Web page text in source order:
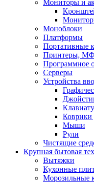
Мониторы и
Моноблоки
Платформы
Портативные
Принтеры,
Программное
Серверы
Устройства
Мыши
Рули
Чистящие
Крупная бытовая
Вытяжки
Кухонные
Морозильные